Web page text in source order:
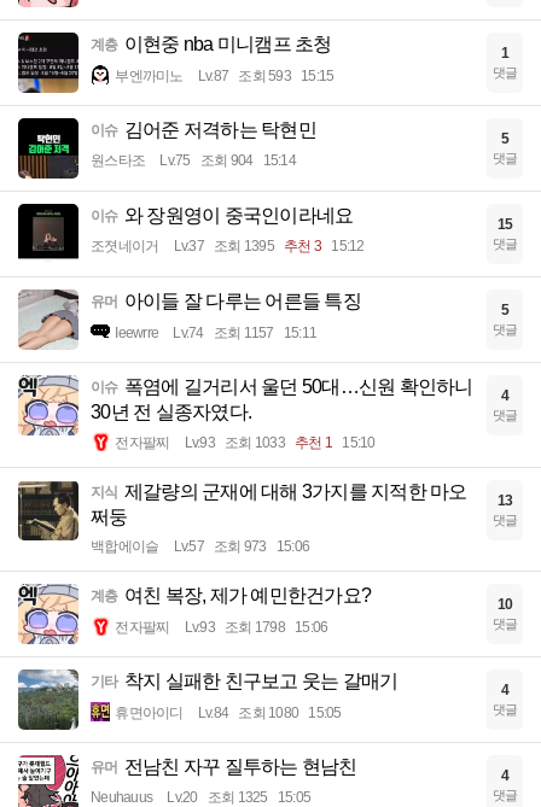
계층 이현중 nba 미니캠프 초청
부엔까미노 Lv.87 조회 593 15:15
1
댓글
이슈 김어준 저격하는 탁현민
원스타조 Lv.75 조회 904 15:14
5
댓글
이슈 와 장원영이 중국인이라네요
조졋네이거 Lv.37 조회 1395 추천 3 15:12
15
댓글
유머 아이들 잘 다루는 어른들 특징
Ieewrre Lv.74 조회 1157 15:11
5
댓글
이슈 폭염에 길거리서 울던 50대…신원 확인하니
30년 전 실종자였다.
전자팔찌 Lv.93 조회 1033 추천 1 15:10
4
댓글
지식 제갈량의 군재에 대해 3가지를 지적한 마오
쩌둥
백합에이슬 Lv.57 조회 973 15:06
13
댓글
계층 여친 복장, 제가 예민한건가요?
전자팔찌 Lv.93 조회 1798 15:06
10
댓글
기타 착지 실패한 친구보고 웃는 갈매기
휴면아이디 Lv.84 조회 1080 15:05
4
댓글
유머 전남친 자꾸 질투하는 현남친
Neuhauus Lv.20 조회 1325 15:05
4
댓글